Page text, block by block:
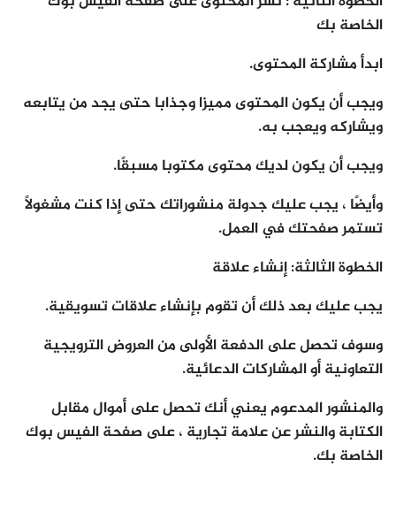
الخاصة بك
ابدأ مشاركة المحتوى.
ويجب أن يكون المحتوى مميزا وجذابا حتى يجد من يتابعه
ويشاركه ويعجب به.
ويجب أن يكون لديك محتوى مكتوبا مسبقًا.
وأيضًا ، يجب عليك جدولة منشوراتك حتى إذا كنت مشغولاً
تستمر صفحتك في العمل.
الخطوة الثالثة: إنشاء علاقة
يجب عليك بعد ذلك أن تقوم بإنشاء علاقات تسويقية.
وسوف تحصل على الدفعة الأولى من العروض الترويجية
التعاونية أو المشاركات الدعائية.
والمنشور المدعوم يعني أنك تحصل على أموال مقابل
الكتابة والنشر عن علامة تجارية ، على صفحة الفيس بوك
الخاصة بك.